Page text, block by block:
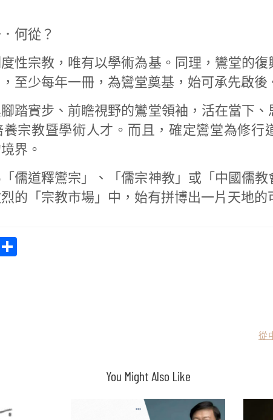
何從？
性宗教，唯有以學術為基。同理，鸞堂的
至少每年一冊，為鸞堂奠基，始可承先啟後
踏實步、前瞻視野的鸞堂領袖，活在當下
宗教暨學術人才。而且，確定鸞堂為修行
界。
儒道釋鸞宗」、「儒宗神教」或「中國儒
的「宗教市場」中，始有拼博出一片天地的
從
You Might Also Like